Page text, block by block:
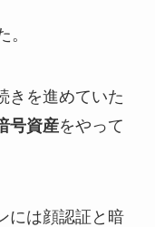
。
きを進めていた
号資産をやって
には顔認証と暗